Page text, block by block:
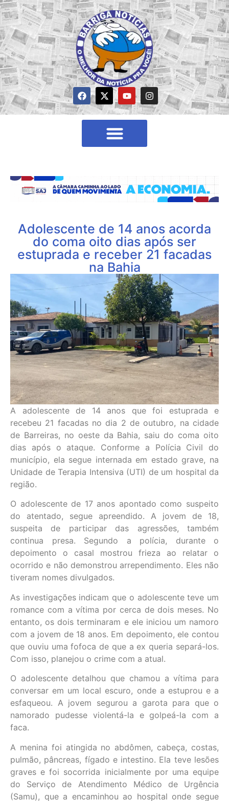
Adolescente de 14 anos acorda
do coma oito dias após ser
estuprada e receber 21 facadas
na Bahia
A adolescente de 14 anos que foi estuprada e
recebeu 21 facadas no dia 2 de outubro, na cidade
de Barreiras, no oeste da Bahia, saiu do coma oito
dias após o ataque. Conforme a Polícia Civil do
município, ela segue internada em estado grave, na
Unidade de Terapia Intensiva (UTI) de um hospital da
região.
O adolescente de 17 anos apontado como suspeito
do atentado, segue apreendido. A jovem de 18,
suspeita de participar das agressões, também
continua presa. Segundo a polícia, durante o
depoimento o casal mostrou frieza ao relatar o
ocorrido e não demonstrou arrependimento. Eles não
tiveram nomes divulgados.
As investigações indicam que o adolescente teve um
romance com a vítima por cerca de dois meses. No
entanto, os dois terminaram e ele iniciou um namoro
com a jovem de 18 anos. Em depoimento, ele contou
que ouviu uma fofoca de que a ex queria separá-los.
Com isso, planejou o crime com a atual.
O adolescente detalhou que chamou a vítima para
conversar em um local escuro, onde a estuprou e a
esfaqueou. A jovem segurou a garota para que o
namorado pudesse violentá-la e golpeá-la com a
faca.
A menina foi atingida no abdômen, cabeça, costas,
pulmão, pâncreas, fígado e intestino. Ela teve lesões
graves e foi socorrida inicialmente por uma equipe
do Serviço de Atendimento Médico de Urgência
(Samu), que a encaminhou ao hospital onde segue